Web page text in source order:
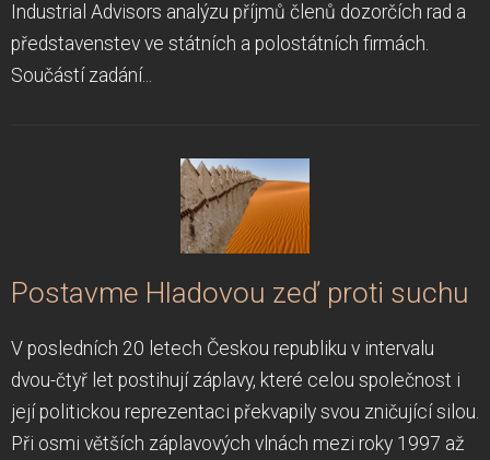
Industrial Advisors analýzu příjmů členů dozorčích rad a
představenstev ve státních a polostátních firmách.
Součástí zadání...
Postavme Hladovou zeď proti suchu
V posledních 20 letech Českou republiku v intervalu
dvou-čtyř let postihují záplavy, které celou společnost i
její politickou reprezentaci překvapily svou zničující silou.
Při osmi větších záplavových vlnách mezi roky 1997 až